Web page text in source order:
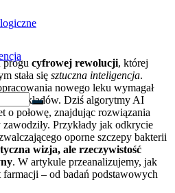
progu cyfrowej rewolucji, której
stała się sztuczna inteligencja.
nowego leku wymagał
nakładów. Dziś algorytmy AI
o połowę, znajdując rozwiązania
Przykłady jak odkrycie
oporne szczepy bakterii
wizja, ale rzeczywistość
. W artykule przeanalizujemy, jak
– od badań podstawowych